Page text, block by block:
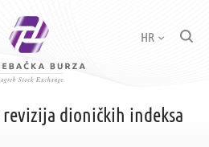
HR
revizija dioničkih indeksa